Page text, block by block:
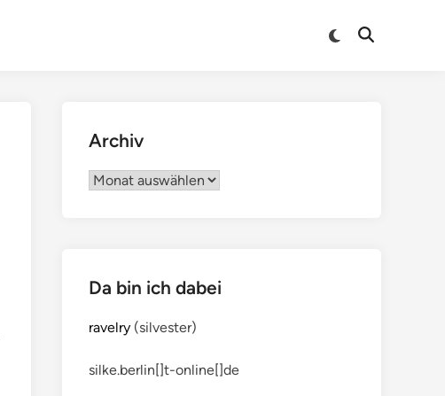
Archiv
Archiv
Da bin ich dabei
ravelry (silvester)
silke.berlin[]t-online[]de